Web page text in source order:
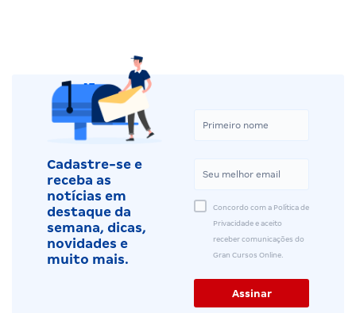
Cadastre-se e
receba as
notícias em
destaque da
semana, dicas,
novidades e
muito mais.
Concordo com a Política de
Privacidade e aceito
receber comunicações do
Gran Cursos Online.